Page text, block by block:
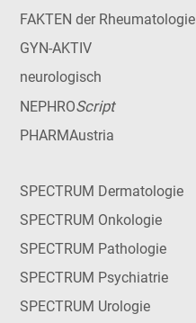
FAKTEN der Rheumatologie
GYN-AKTIV
neurologisch
NEPHROScript
PHARMAustria
SPECTRUM Dermatologie
SPECTRUM Onkologie
SPECTRUM Pathologie
SPECTRUM Psychiatrie
SPECTRUM Urologie